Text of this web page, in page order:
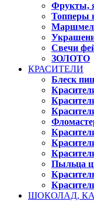
Фрукты,
Топперы
Свечи
ЗОЛОТО
КРАСИТЕЛИ
Блеск
Пыльца
ШОКОЛАД,